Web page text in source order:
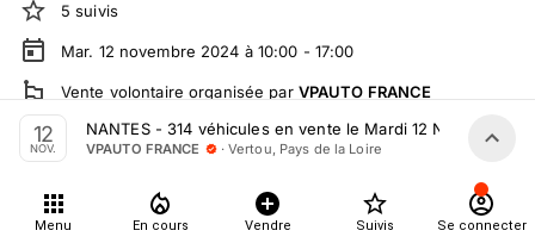
5 suivis
Mar. 12 novembre 2024 à 10:00 - 17:00
Vente volontaire organisée par VPAUTO FRANCE
En salle :362 Rte de Clisson, 44120 Vertou, France
Tout le monde peut participer
12
NOV.
NANTES - 314 véhicules en vente le Mardi 12 Novembre
VPAUTO FRANCE · Vertou, Pays de la Loire
Menu En cours Vendre Suivis Se connecter